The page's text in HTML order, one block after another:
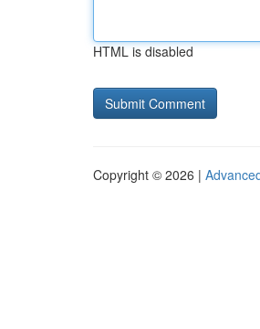
HTML is disabled
Copyright © 2026 |